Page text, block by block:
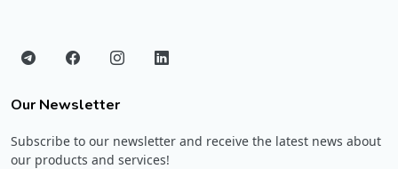
Our Newsletter
Subscribe to our newsletter and receive the latest news about
our products and services!